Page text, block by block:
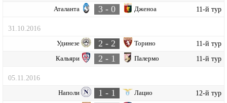
Аталанта 3 - 0 Дженоа 11-й тур
31.10.2016
Удинезе 2 - 2 Торино 11-й тур
Кальяри 2 - 1 Палермо 11-й тур
05.11.2016
Наполи 1 - 1 Лацио 12-й тур